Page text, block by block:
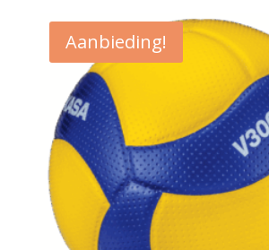
Aanbieding!